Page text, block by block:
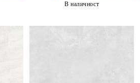
В наличност